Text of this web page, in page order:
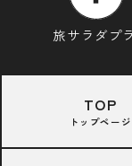
旅サラダプ
TOP
トップページ